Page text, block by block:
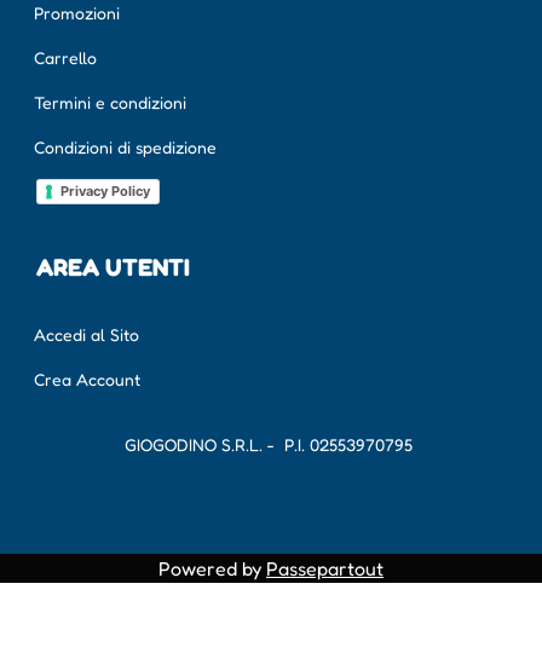
Promozioni
Carrello
Termini e condizioni
Condizioni di spedizione
Privacy Policy
AREA UTENTI
Accedi al Sito
Crea Account
GIOGODINO S.R.L. - P.I. 02553970795
Powered by Passepartout